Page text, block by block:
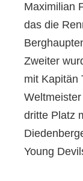
Maximilian
das die
Zweiter
mit Kapitän
dritte Platz
Young